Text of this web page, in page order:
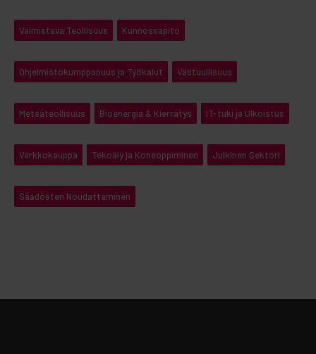
Valmistava Teollisuus Kunnossapito
Ohjelmistokumppanuus ja Työkalut Vastuullisuus
Metsäteollisuus Bioenergia & Kierrätys IT-tuki ja Ulkoistus
Verkkokauppa Tekoäly ja Koneoppiminen Julkinen Sektori
Säädösten Noudattaminen